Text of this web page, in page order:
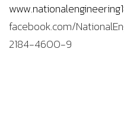
facebook.com/
2184-4600-9